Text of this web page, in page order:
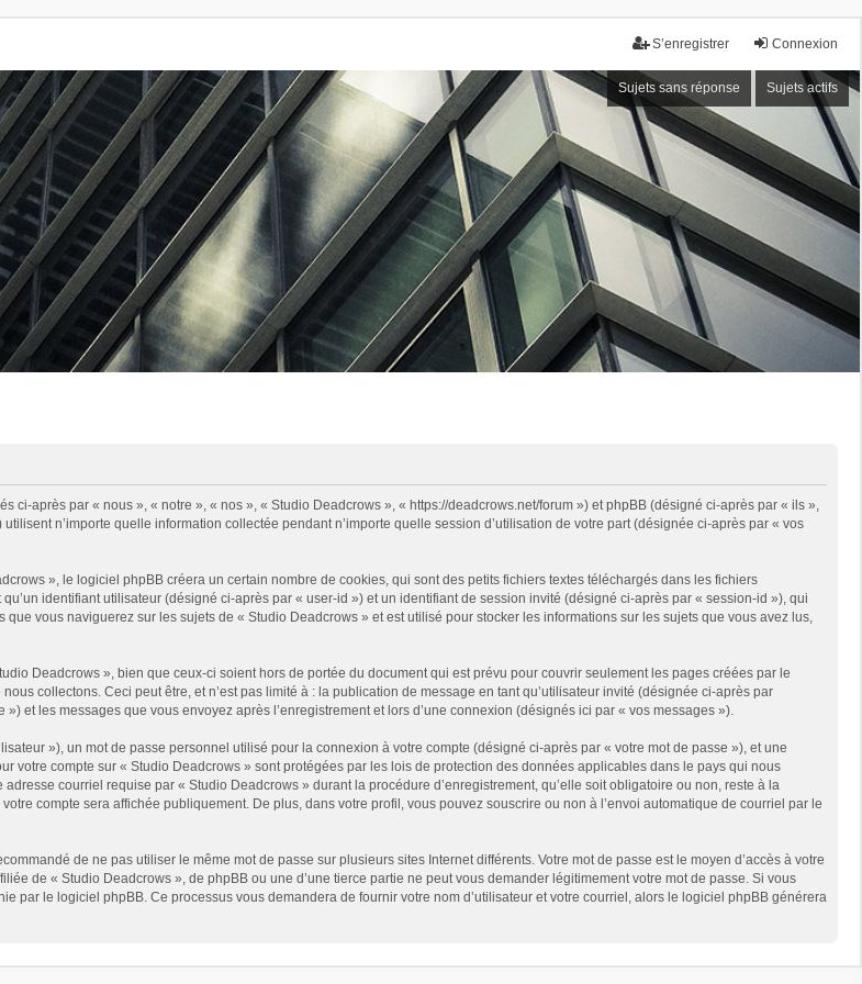
Connexion
S’enregistrer
Sujets sans réponse Sujets actifs
après par « nous », « notre », « nos », « Studio Deadcrows », « https://deadcrows.net/forum ») et phpBB (désigné ci-après par « ils »,
n’importe quelle information collectée pendant n’importe quelle session d’utilisation de votre part (désignée ci-après par « vos
», le logiciel phpBB créera un certain nombre de cookies, qui sont des petits fichiers textes téléchargés dans les fichiers
identifiant utilisateur (désigné ci-après par « user-id ») et un identifiant de session invité (désigné ci-après par « session-id »), qui
vous naviguerez sur les sujets de « Studio Deadcrows » et est utilisé pour stocker les informations sur les sujets que vous avez lus,
Deadcrows », bien que ceux-ci soient hors de portée du document qui est prévu pour couvrir seulement les pages créées par le
collectons. Ceci peut être, et n’est pas limité à : la publication de message en tant qu’utilisateur invité (désignée ci-après par
et les messages que vous envoyez après l’enregistrement et lors d’une connexion (désignés ici par « vos messages »).
»), un mot de passe personnel utilisé pour la connexion à votre compte (désigné ci-après par « votre mot de passe »), et une
votre compte sur « Studio Deadcrows » sont protégées par les lois de protection des données applicables dans le pays qui nous
courriel requise par « Studio Deadcrows » durant la procédure d’enregistrement, qu’elle soit obligatoire ou non, reste à la
compte sera affichée publiquement. De plus, dans votre profil, vous pouvez souscrire ou non à l’envoi automatique de courriel par le
de ne pas utiliser le même mot de passe sur plusieurs sites Internet différents. Votre mot de passe est le moyen d’accès à votre
de « Studio Deadcrows », de phpBB ou une d’une tierce partie ne peut vous demander légitimement votre mot de passe. Si vous
par le logiciel phpBB. Ce processus vous demandera de fournir votre nom d’utilisateur et votre courriel, alors le logiciel phpBB générera